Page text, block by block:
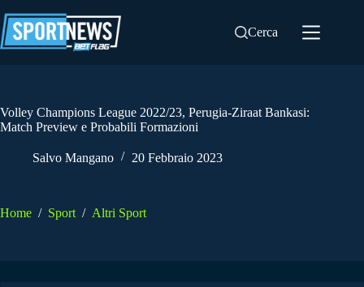
al
contenuto
Cerca
Volley Champions League 2022/23, Perugia-Ziraat Bankasi:
Match Preview e Probabili Formazioni
Salvo Mangano 20 Febbraio 2023
Home / Sport / Altri Sport